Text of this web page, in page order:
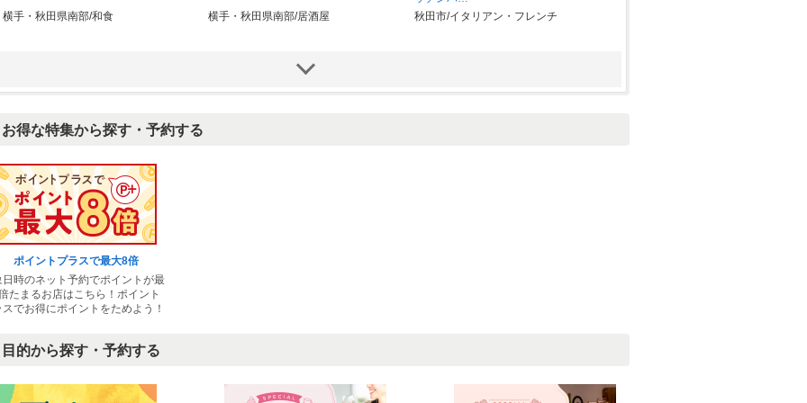
横手・秋田県南部/和食 横手・秋田県南部/居酒屋
秋田市/イタリアン・フレンチ
イタリアン酒場 コジコジ十文字本店
横手・秋田県南部/居酒屋
お得な特集から探す・予約する
ポイントプラスで最大8倍
日時のネット予約でポイントが最
たまるお店はこちら！ポイント
スでお得にポイントをためよう！
目的から探す・予約する